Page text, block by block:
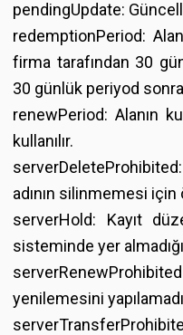
pendingUpdate:
redemptionPeriod:
firma tarafından 30
30 günlük periyod
renewPeriod: Alanın
kullanılır.
adının silinmemesi için
serverHold: Kayıt
sisteminde yer
yenilemesini